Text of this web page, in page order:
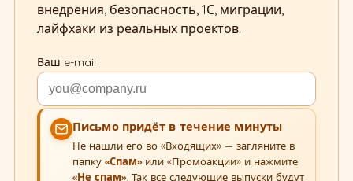
внедрения, безопасность, 1С, миграции,
лайфхаки из реальных проектов.
Ваш e-mail
Письмо придёт в течение минуты
Не нашли его во «Входящих» — загляните в
папку «Спам»или «Промоакции» и нажмите
«Не спам». Так все следующие выпуски будут